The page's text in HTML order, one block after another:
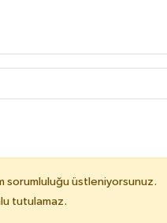
sorumluluğu üstleniyorsunuz.
tutulamaz.